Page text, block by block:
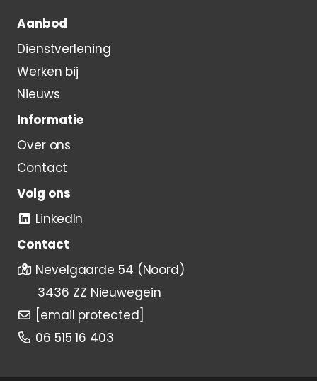
Aanbod
Dienstverlening
Werken bij
Nieuws
Informatie
Over ons
Contact
Volg ons
LinkedIn
Contact
Nevelgaarde 54 (Noord)
3436 ZZ Nieuwegein
[email protected]
06 515 16 403